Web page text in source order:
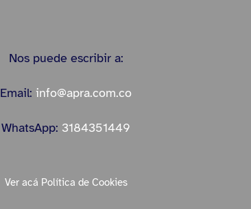
Nos puede escribir a:
Email: info@apra.com.co
WhatsApp: 3184351449
Ver acá Política de Cookies